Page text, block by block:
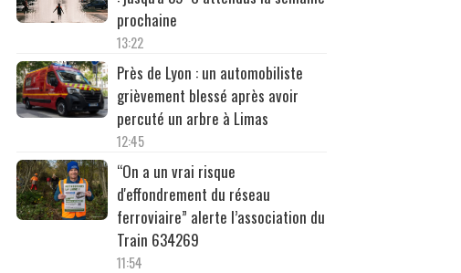
prochaine
13:22
Près de Lyon : un automobiliste
grièvement blessé après avoir
percuté un arbre à Limas
12:45
“On a un vrai risque
d'effondrement du réseau
ferroviaire” alerte l’association du
Train 634269
11:54